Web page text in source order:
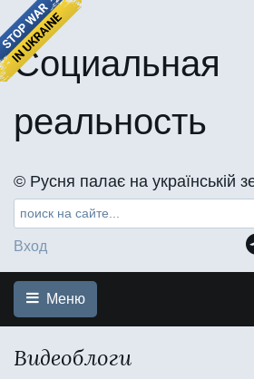
Социальная
реальность
©️ Русня палає на українській
Вход
Меню
Видеоблоги